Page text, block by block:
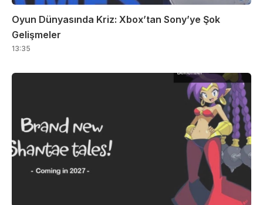
Oyun Dünyasında Kriz: Xbox’tan Sony’ye Şok
Gelişmeler
13:35